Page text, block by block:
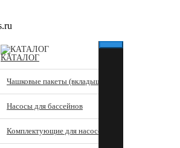
КАТАЛОГ
Чашковые пакеты (вкладыши)
Насосы для бассейнов
Комплектующие для насосов